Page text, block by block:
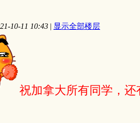
10-11 10:43 | 显示全部楼层
祝加拿大所有同学，